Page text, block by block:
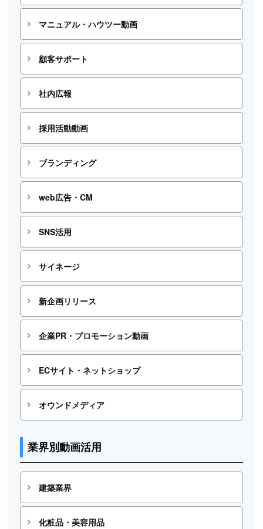
マニュアル・ハウツー動画
顧客サポート
社内広報
採用活動動画
ブランディング
web広告・CM
SNS活用
サイネージ
新企画リリース
企業PR・プロモーション動画
ECサイト・ネットショップ
オウンドメディア
業界別動画活用
建築業界
化粧品・美容用品